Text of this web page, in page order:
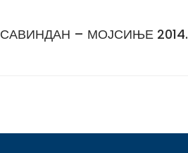
САВИНДАН – МОЈСИЊЕ 2014.